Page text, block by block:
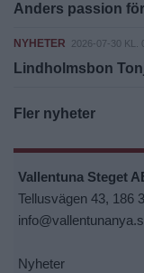
Anders passion
NYHETER 2026-07-30 KL.
Lindholmsbon
Fler nyheter
Vallentuna Steget
Tellusvägen 43, 186
Nyheter